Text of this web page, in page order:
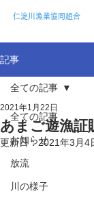
仁淀川漁業協同組合
記事
全ての記事
お知らせ
放流
川の様子
全ての記事
あまご遊漁証
2021年1月22日
更新日：2021年3月4